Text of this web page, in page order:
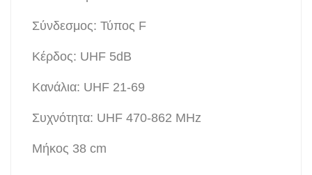
Σύνδεσμος: Τύπος F
Κέρδος: UHF 5dB
Κανάλια: UHF 21-69
Συχνότητα: UHF 470-862 MHz
Μήκος 38 cm